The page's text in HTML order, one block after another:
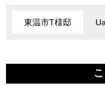
東温市T様邸